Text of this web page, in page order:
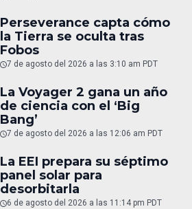
Perseverance capta cómo
la Tierra se oculta tras
Fobos
7 de agosto del 2026 a las 3:10 am PDT
La Voyager 2 gana un año
de ciencia con el ‘Big
Bang’
7 de agosto del 2026 a las 12:06 am PDT
La EEI prepara su séptimo
panel solar para
desorbitarla
6 de agosto del 2026 a las 11:14 pm PDT